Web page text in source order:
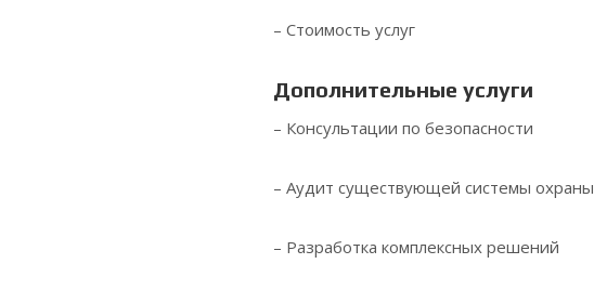
– Стоимость услуг
Дополнительные услуги
– Консультации по безопасности
– Аудит существующей системы охраны
– Разработка комплексных решений